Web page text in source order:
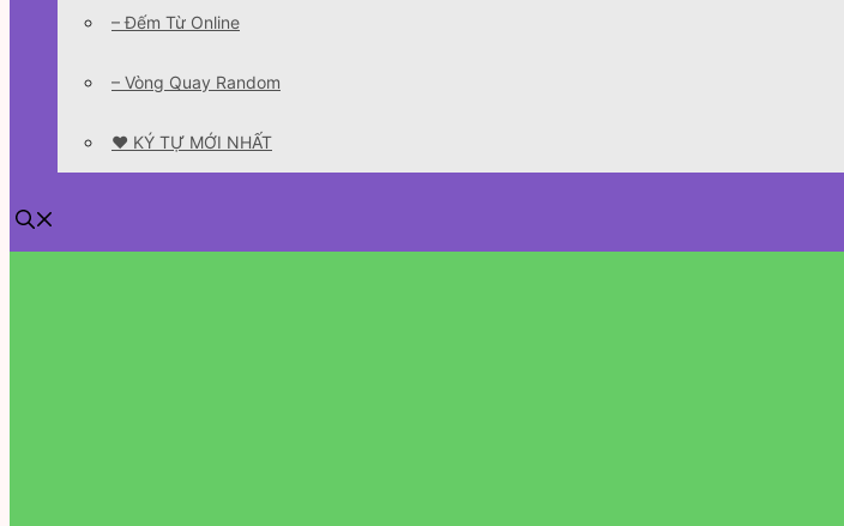
– Đếm Từ Online
– Vòng Quay Random
❤️ KÝ TỰ MỚI NHẤT